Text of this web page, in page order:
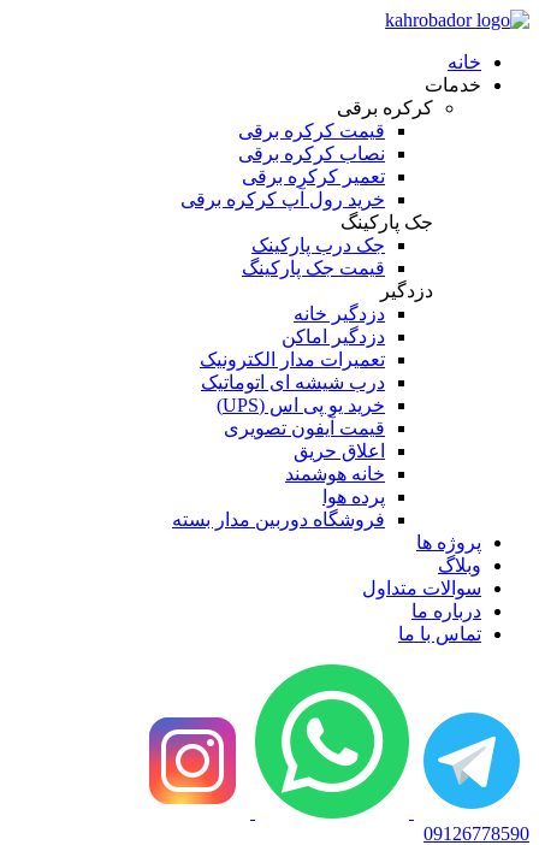
خانه
خدمات
کرکره برقی
قیمت کرکره برقی
نصاب کرکره برقی
تعمیر کرکره برقی
خرید رول آپ کرکره برقی
جک پارکینگ
جک درب پارکینک
قیمت جک پارکینگ
دزدگیر
دزدگیر خانه
دزدگیر اماکن
تعمیرات مدار الکترونیک
درب شیشه ای اتوماتیک
خرید یو پی اس (UPS)
قیمت آیفون تصویری
اعلاق حریق
خانه هوشمند
پرده هوا
فروشگاه دوربین مدار بسته
پروژه ها
وبلاگ
سوالات متداول
درباره ما
تماس با ما
09126778590